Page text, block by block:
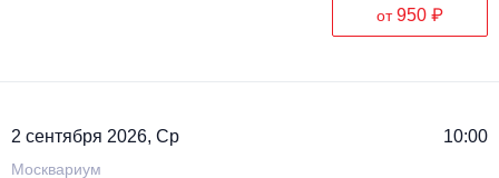
от950 ₽
2 сентября 2026, Ср 10:00
Москвариум